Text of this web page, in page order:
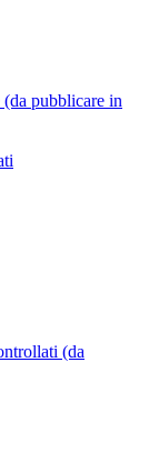
pubblicare in
(da